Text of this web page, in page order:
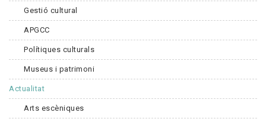
Gestió cultural
APGCC
Polítiques culturals
Museus i patrimoni
Actualitat
Arts escèniques